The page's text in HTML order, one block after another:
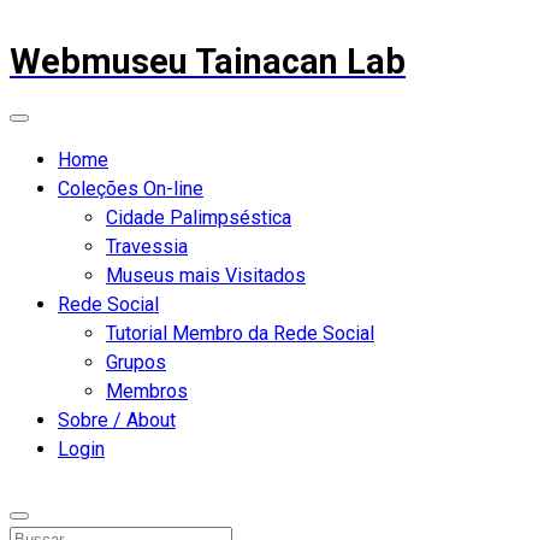
Webmuseu Tainacan Lab
Home
Coleções On-line
Cidade Palimpséstica
Travessia
Museus mais Visitados
Rede Social
Tutorial Membro da Rede Social
Grupos
Membros
Sobre / About
Login